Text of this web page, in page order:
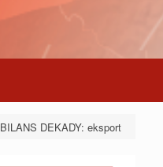
BILANS DEKADY: eksport